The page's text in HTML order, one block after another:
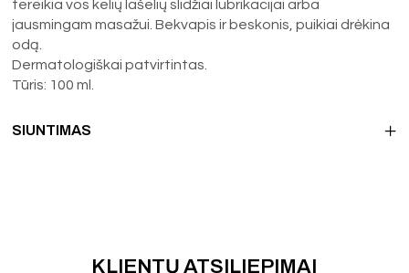
tereikia vos kelių lašelių slidžiai lubrikacijai arba
jausmingam masažui. Bekvapis ir beskonis, puikiai drėkina
odą.
Dermatologiškai patvirtintas.
Tūris: 100 ml.
SIUNTIMAS
KLIENTŲ ATSILIEPIMAI